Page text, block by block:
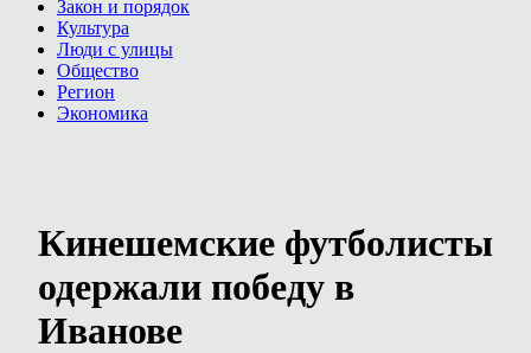
Закон и порядок
Культура
Люди с улицы
Общество
Регион
Экономика
Кинешемские футболисты
одержали победу в
Иванове